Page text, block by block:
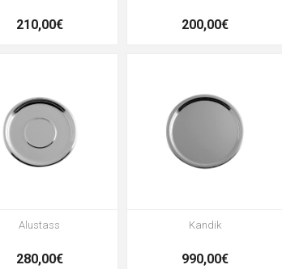
210,00€ 200,00€
Alustass
280,00€
Kandik
990,00€